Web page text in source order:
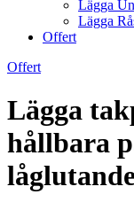
Lägga
Lägga
Offert
Offert
Lägga
hållbara